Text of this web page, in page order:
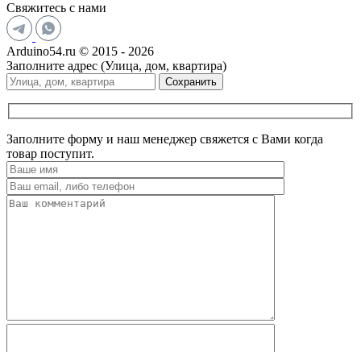
Свяжитесь с нами
Arduino54.ru © 2015 - 2026
Заполните адрес (Улица, дом, квартира)
Сохранить
Заполните форму и наш менеджер свяжется с Вами когда
товар поступит.